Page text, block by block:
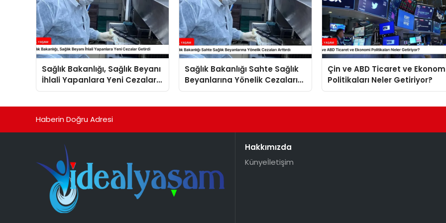
Sağlık Bakanlığı, Sağlık Beyanı
İhlali Yapanlara Yeni Cezalar
Getirdi
Sağlık Bakanlığı Sahte Sağlık
Beyanlarına Yönelik Cezaları
Arttırdı
Çin ve ABD Ticaret ve
Politikaları Neler Getiriyor?
Haberin Doğru Adresi
Hakkımızda
Künyeİletişim